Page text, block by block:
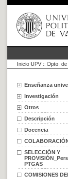
Inicio UPV :: Dpto.
Enseñanza
Investigación
Otros
Descripción
Docencia
SELECCIÓN Y
PTGAS
COMISIONES